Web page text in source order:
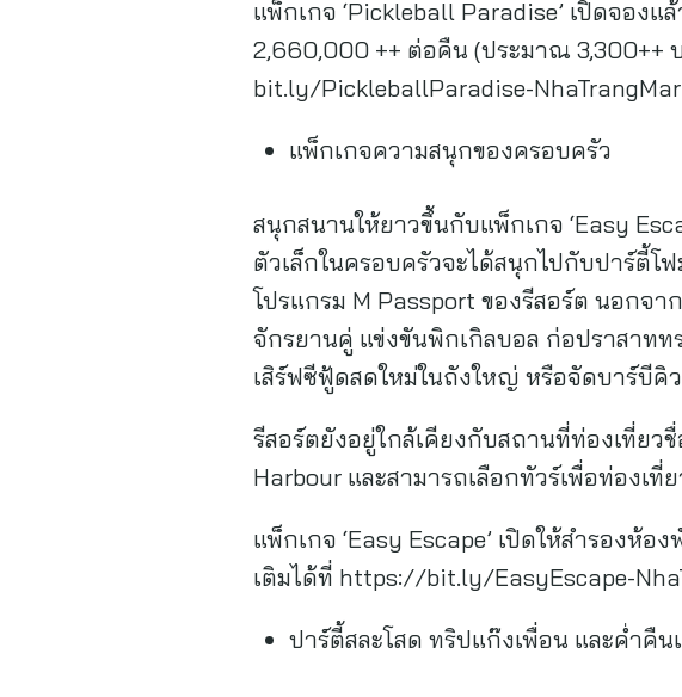
แพ็กเกจ ‘Pickleball Paradise’ เปิดจอง
2,660,000 ++ ต่อคืน (ประมาณ 3,300++
bit.ly/PickleballParadise-
แพ็กเกจความสนุกของครอบครัว
สนุกสนานให้ยาวขึ้นกับแพ็กเกจ ‘Easy
ตัวเล็กในครอบครัวจะได้สนุกไปกับปาร์ตี้
โปรแกรม M Passport ของรีสอร์ต นอกจ
จักรยานคู่ แข่งขันพิกเกิลบอล ก่อปราสาทท
เสิร์ฟซีฟู้ดสดใหม่ในถังใหญ่ หรือจัดบาร์บีคิ
รีสอร์ตยังอยู่ใกล้เคียงกับสถานที่ท่องเที่ยว
Harbour และสามารถเลือกทัวร์เพื่อท่อง
แพ็กเกจ ‘Easy Escape’ เปิดให้สำรอง
เติมได้ที่ https://bit.ly/EasyEscape-
ปาร์ตี้สละโสด ทริปแก๊งเพื่อน และค่ำคื